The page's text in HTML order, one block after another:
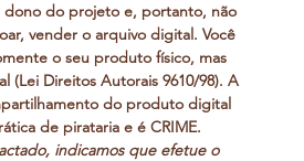
dono do projeto e, portanto, não
vender o arquivo digital. Você
o seu produto físico, mas
(Lei Direitos Autorais 9610/98). A
do produto digital
de pirataria e é CRIME.
indicamos que efetue o